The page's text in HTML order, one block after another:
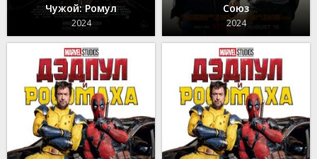
Чужой: Ромул
2024
Союз
2024